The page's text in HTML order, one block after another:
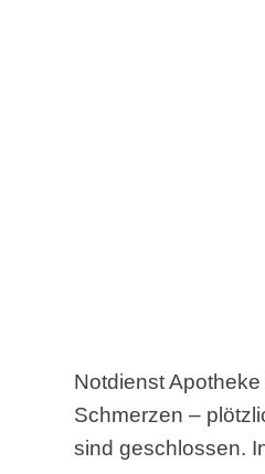
Notdienst
Schmerzen –
sind geschlossen.